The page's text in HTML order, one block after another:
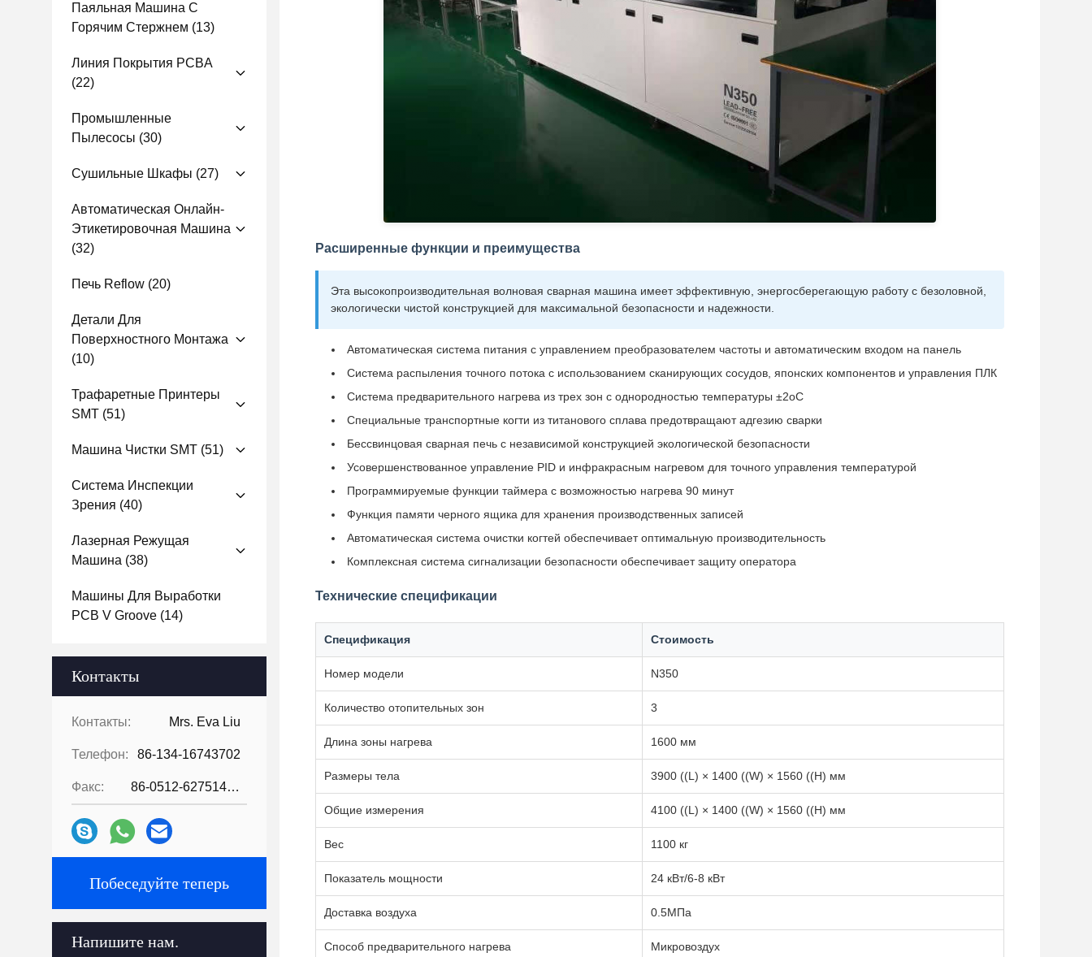
Паяльная Машина С
Горячим Стержнем (13)
Линия Покрытия PCBA
(22)
Промышленные
Пылесосы (30)
Сушильные Шкафы (27)
Автоматическая Онлайн-
Этикетировочная Машина
(32)
Печь Reflow (20)
Детали Для
Поверхностного Монтажа
(10)
Трафаретные Принтеры
SMT (51)
Машина Чистки SMT (51)
Система Инспекции
Зрения (40)
Лазерная Режущая
Машина (38)
Машины Для Выработки
PCB V Groove (14)
Контакты
Контакты: Mrs. Eva Liu
Телефон: 86-134-16743702
Факс: 86-0512-62751429
Побеседуйте теперь
Напишите нам.
Расширенные функции и преимущества
Эта высокопроизводительная волновая сварная машина имеет эффективную, энергосберегающую работу с безоловной,
экологически чистой конструкцией для максимальной безопасности и надежности.
Автоматическая система питания с управлением преобразователем частоты и автоматическим входом на панель
Система распыления точного потока с использованием сканирующих сосудов, японских компонентов и управления ПЛК
Система предварительного нагрева из трех зон с однородностью температуры ±2oC
Специальные транспортные когти из титанового сплава предотвращают адгезию сварки
Бессвинцовая сварная печь с независимой конструкцией экологической безопасности
Усовершенствованное управление PID и инфракрасным нагревом для точного управления температурой
Программируемые функции таймера с возможностью нагрева 90 минут
Функция памяти черного ящика для хранения производственных записей
Автоматическая система очистки когтей обеспечивает оптимальную производительность
Комплексная система сигнализации безопасности обеспечивает защиту оператора
Технические спецификации
Спецификация Стоимость
Номер модели N350
Количество отопительных зон 3
Длина зоны нагрева 1600 мм
Размеры тела 3900 ((L) × 1400 ((W) × 1560 ((H) мм
Общие измерения 4100 ((L) × 1400 ((W) × 1560 ((H) мм
Вес 1100 кг
Показатель мощности 24 кВт/6-8 кВт
Доставка воздуха 0.5МПа
Способ предварительного нагрева Микровоздух